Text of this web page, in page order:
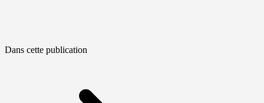
Dans cette publication